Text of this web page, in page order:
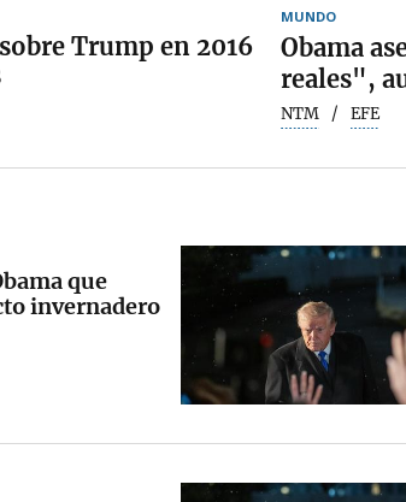
Trump en 2016
MUNDO
Obama
reales",
NTM EFE
que
invernadero